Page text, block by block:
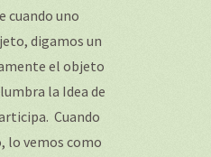
cuando uno
digamos un
el objeto
la Idea de
Cuando
lo vemos como